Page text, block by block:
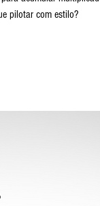
pilotar com estilo?